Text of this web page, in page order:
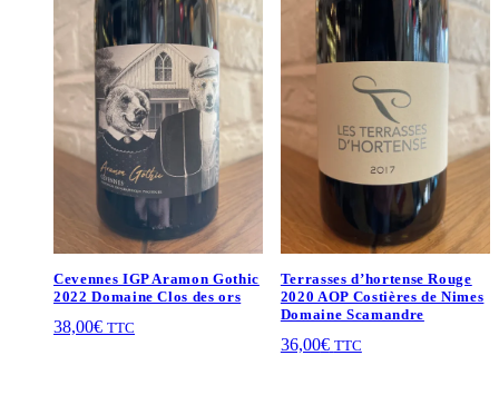
Cevennes IGP Aramon Gothic
2022 Domaine Clos des ors
38,00€ TTC
Terrasses d’hortense Rouge
2020 AOP Costières de Nimes
Domaine Scamandre
36,00€ TTC